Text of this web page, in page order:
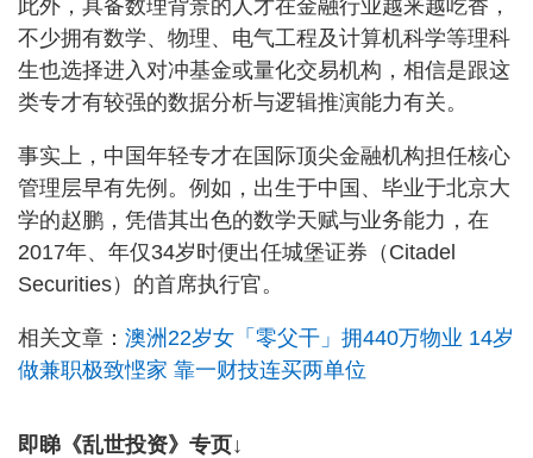
此外，具备数理背景的人才在金融行业越来越吃香，
不少拥有数学、物理、电气工程及计算机科学等理科
生也选择进入对冲基金或量化交易机构，相信是跟这
类专才有较强的数据分析与逻辑推演能力有关。
事实上，中国年轻专才在国际顶尖金融机构担任核心
管理层早有先例。例如，出生于中国、毕业于北京大
学的赵鹏，凭借其出色的数学天赋与业务能力，在
2017年、年仅34岁时便出任城堡证券（Citadel
Securities）的首席执行官。
相关文章： 澳洲22岁女「零父干」拥440万物业 14岁
做兼职极致悭家 靠一财技连买两单位
即睇《乱世投资》专页↓